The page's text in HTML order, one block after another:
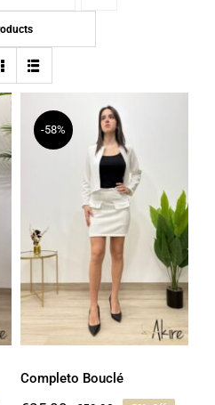
-58%
Completo Bouclé
Completo Bouclé